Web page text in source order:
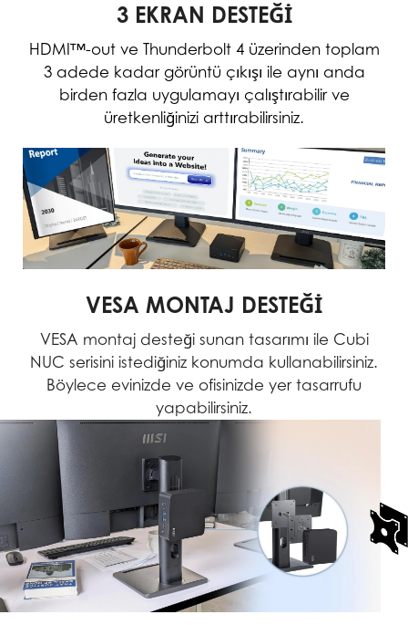
3 EKRAN DESTEĞİ
HDMI™-out ve Thunderbolt 4 üzerinden toplam
3 adede kadar görüntü çıkışı ile aynı anda
birden fazla uygulamayı çalıştırabilir ve
üretkenliğinizi arttırabilirsiniz.
VESA MONTAJ DESTEĞİ
VESA montaj desteği sunan tasarımı ile Cubi
NUC serisini istediğiniz konumda kullanabilirsiniz.
Böylece evinizde ve ofisinizde yer tasarrufu
yapabilirsiniz.